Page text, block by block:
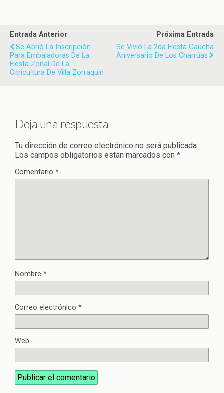
Entrada Anterior
Se Abrió La Inscripción
Para Embajadoras De La
Fiesta Zonal De La
Citricultura De Villa Zorraquin
Próxima Entrada
Se Vivió La 2da Fiesta Gaucha
Aniversario De Los Charrúas
Deja una respuesta
Tu dirección de correo electrónico no será publicada.
Los campos obligatorios están marcados con *
Comentario *
Nombre *
Correo electrónico *
Web